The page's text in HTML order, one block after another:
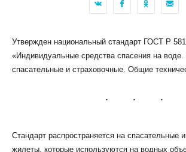
ПОЛИТИКА КОНФИДЕНЦИАЛЬНОСТИ
Утвержден национальный стандарт ГОСТ Р
«Индивидуальные средства спасения на
спасательные и страховочные. Общие
Стандарт распространяется на спасательные
жилеты, которые используются на водных